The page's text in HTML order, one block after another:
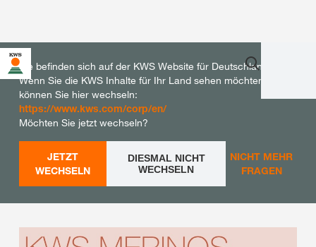
Sie befinden sich auf der KWS Website für Deutschland.
Wenn Sie die KWS Inhalte für Ihr Land sehen möchten,
können Sie hier wechseln:
https://www.kws.com/corp/en/
Möchten Sie jetzt wechseln?
JETZT
WECHSELN
DIESMAL NICHT
WECHSELN
NICHT MEHR
FRAGEN